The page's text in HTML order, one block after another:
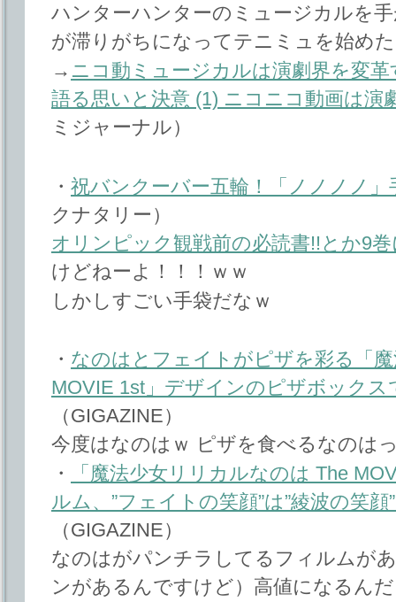
ハンターハンターのミュージカルを
が滞りがちになってテニミュを始め
→ ニコ動ミュージカルは演劇界を変
語る思いと決意 (1) ニコニコ動画は演
ミジャーナル）
・ 祝バンクーバー五輪！「ノノノノ
クナタリー）
オリンピック観戦前の必読書!!とか9
けどねーよ！！！ｗｗ
しかしすごい手袋だなｗ
・ なのはとフェイトがピザを彩る「
MOVIE 1st」デザインのピザボック
（GIGAZINE）
今度はなのはｗ ピザを食べるなのは
・
「魔法少女リリカルなのは The
ルム、”フェイトの笑顔”は”綾波の笑
（GIGAZINE）
なのはがパンチラしてるフィルムが
ンがあるんですけど）高値になるん